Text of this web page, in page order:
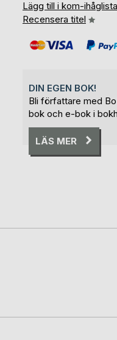
Lägg till i kom-ihåglista
Recensera titel
DIN EGEN BOK!
Bli författare med
bok och e-bok i
LÄS MER